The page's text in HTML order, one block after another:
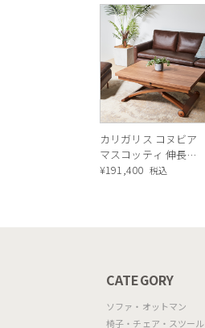
カリガリス コヌビア
マスコッティ 伸長・
昇降式テーブル ／
¥191,400 税込
CATEGORY
ソファ・オットマン
椅子・チェア・スツール